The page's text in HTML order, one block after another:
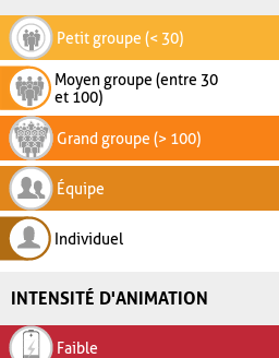
Petit groupe (< 30)
Moyen groupe (entre 30
et 100)
Grand groupe (> 100)
Équipe
Individuel
INTENSITÉ D'ANIMATION
Faible